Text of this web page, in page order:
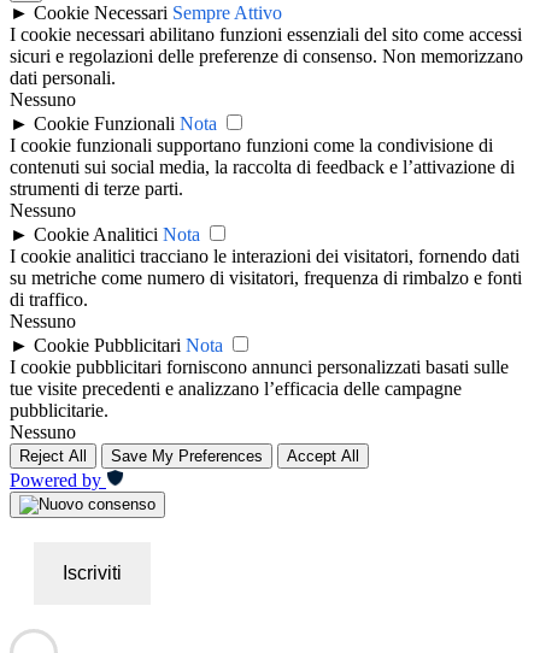
► Cookie Necessari Sempre Attivo
I cookie necessari abilitano funzioni essenziali del sito come accessi
sicuri e regolazioni delle preferenze di consenso. Non memorizzano
dati personali.
Nessuno
► Cookie Funzionali Nota
I cookie funzionali supportano funzioni come la condivisione di
contenuti sui social media, la raccolta di feedback e l’attivazione di
strumenti di terze parti.
Nessuno
► Cookie Analitici Nota
I cookie analitici tracciano le interazioni dei visitatori, fornendo dati
su metriche come numero di visitatori, frequenza di rimbalzo e fonti
di traffico.
Nessuno
► Cookie Pubblicitari Nota
I cookie pubblicitari forniscono annunci personalizzati basati sulle
tue visite precedenti e analizzano l’efficacia delle campagne
pubblicitarie.
Nessuno
Reject All Save My Preferences Accept All
Powered by
Iscriviti